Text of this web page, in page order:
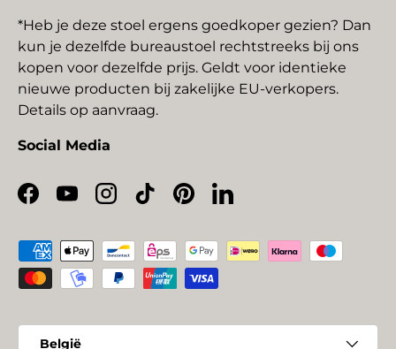
*Heb je deze stoel ergens goedkoper gezien? Dan
kun je dezelfde bureaustoel rechtstreeks bij ons
kopen voor dezelfde prijs. Geldt voor identieke
nieuwe producten bij zakelijke EU-verkopers.
Details op aanvraag.
Social Media
Facebook
YouTubeInstagram
TikTokPinterestLinkedIn
Geaccepteerde betaalmethoden
België